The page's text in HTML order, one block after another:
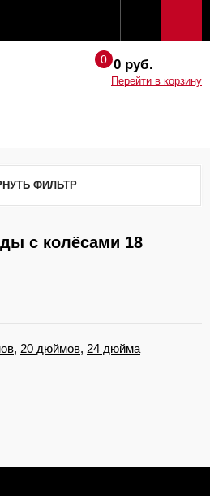
0 руб.
Перейти в корзину
ФИЛЬТР
с колёсами 18
, 20 дюймов, 24 дюйма